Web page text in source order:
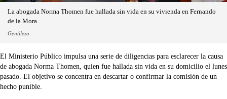
La abogada Norma Thomen fue hallada sin vida en su vivienda en Fernando
de la Mora.
Gentileza
El Ministerio Público impulsa una serie de diligencias para esclarecer la causa
de abogada Norma Thomen, quien fue hallada sin vida en su domicilio el lunes
pasado. El objetivo se concentra en descartar o confirmar la comisión de un
hecho punible.